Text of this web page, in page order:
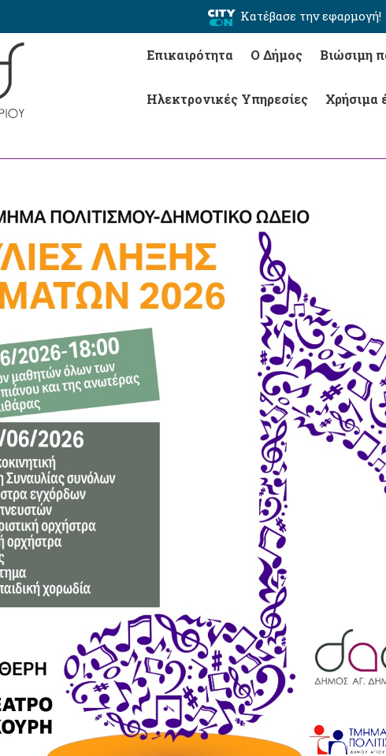
Κατέβασε την εφαρμογή!
Επικαιρότητα Ο Δήμος Βιώσιμη
Ηλεκτρονικές Υπηρεσίες Χρήσιμα